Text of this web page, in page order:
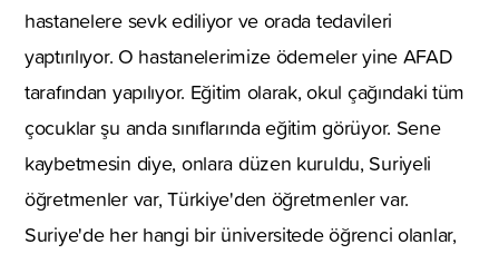
hastanelere sevk ediliyor ve orada tedavileri
yaptırılıyor. O hastanelerimize ödemeler yine AFAD
tarafından yapılıyor. Eğitim olarak, okul çağındaki tüm
çocuklar şu anda sınıflarında eğitim görüyor. Sene
kaybetmesin diye, onlara düzen kuruldu, Suriyeli
öğretmenler var, Türkiye'den öğretmenler var.
Suriye'de her hangi bir üniversitede öğrenci olanlar,